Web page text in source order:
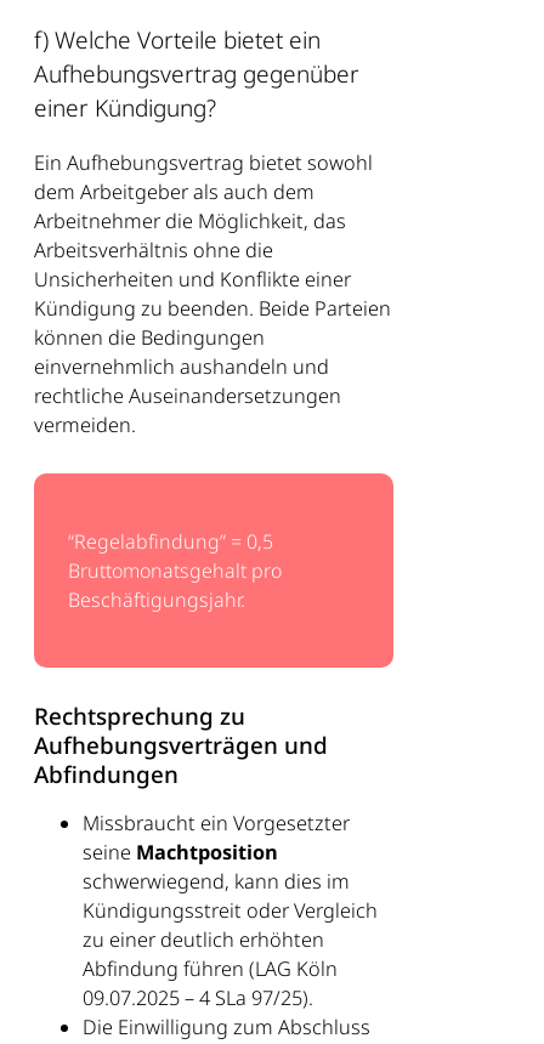
f) Welche Vorteile bietet ein
Aufhebungsvertrag gegenüber
einer Kündigung?
Ein Aufhebungsvertrag bietet sowohl
dem Arbeitgeber als auch dem
Arbeitnehmer die Möglichkeit, das
Arbeitsverhältnis ohne die
Unsicherheiten und Konflikte einer
Kündigung zu beenden. Beide Parteien
können die Bedingungen
einvernehmlich aushandeln und
rechtliche Auseinandersetzungen
vermeiden.
“Regelabfindung” = 0,5
Bruttomonatsgehalt pro
Beschäftigungsjahr.
Rechtsprechung zu
Aufhebungsverträgen und
Abfindungen
Missbraucht ein Vorgesetzter
seine Machtposition
schwerwiegend, kann dies im
Kündigungsstreit oder Vergleich
zu einer deutlich erhöhten
Abfindung führen (LAG Köln
09.07.2025 – 4 SLa 97/25).
Die Einwilligung zum Abschluss